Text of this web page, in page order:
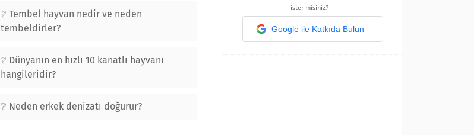
Tembel hayvan nedir ve neden
tembeldirler?
Dünyanın en hızlı 10 kanatlı hayvanı
hangileridir?
Neden erkek denizatı doğurur?
ister misiniz?
Google ile Katkıda Bulun